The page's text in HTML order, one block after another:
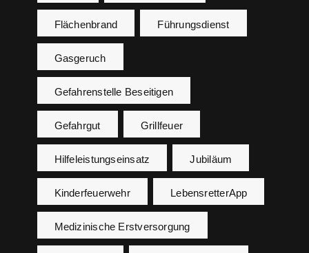
Flächenbrand Führungsdienst
Gasgeruch
Gefahrenstelle Beseitigen
Gefahrgut Grillfeuer
Hilfeleistungseinsatz Jubiläum
Kinderfeuerwehr LebensretterApp
Medizinische Erstversorgung